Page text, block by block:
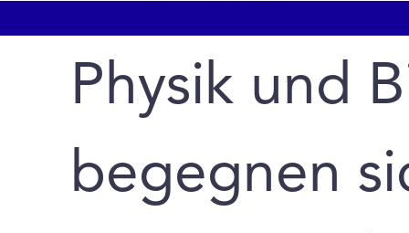
Physik und
begegnen